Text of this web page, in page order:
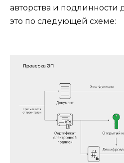
авторства и подлинности
это по следующей схеме: